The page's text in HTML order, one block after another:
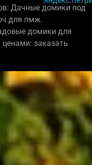
Дачные домики под
для пмж.
домики для
заказать